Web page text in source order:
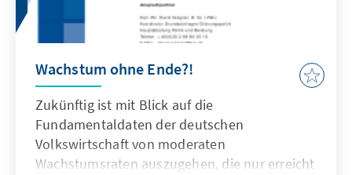
Wachstum ohne Ende?!
Zukünftig ist mit Blick auf die
Fundamentaldaten der deutschen
Volkswirtschaft von moderaten
Wachstumsraten auszugehen, die nur erreicht